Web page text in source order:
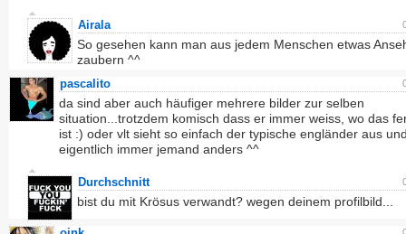
Airala
So gesehen kann man aus jedem Menschen etwas
zaubern ^^
pascalito
da sind aber auch häufiger mehrere bilder zur selben
situation...trotzdem komisch dass er immer weiss, wo das
ist :) oder vlt sieht so einfach der typische engländer aus
eigentlich immer jemand anders ^^
Durchschnitt
bist du mit Krösus verwandt? wegen deinem profilbild...